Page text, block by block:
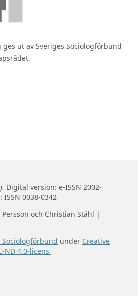
ges ut av Sveriges Sociologförbund
Digital version: e-ISSN 2002-
ISSN 0038-0342
och Christian Ståhl |
Sociologförbund under Creative
ND 4.0-licens